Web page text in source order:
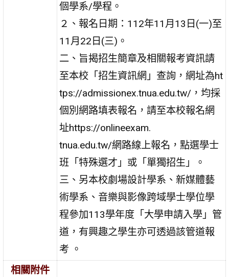
個學系/學程。
２、報名日期：112年11月13日(一)至
11月22日(三)。
二、旨揭招生簡章及相關報考資訊請
至本校「招生資訊網」查詢，網址為ht
tps://admissionex.tnua.edu.tw/，均採
個別網路填表報名，請至本校報名網
址https://onlineexam.
tnua.edu.tw/網路線上報名，點選學士
班「特殊選才」或「單獨招生」。
三、另本校劇場設計學系、新媒體藝
術學系、音樂與影像跨域學士學位學
程參加113學年度「大學申請入學」管
道，有興趣之學生亦可透過該管道報
考 。
相關附件